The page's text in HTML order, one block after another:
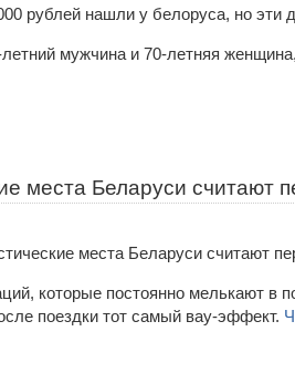
мужчина и 70-летняя
места Беларуси
которые постоянно мелькают в
поездки тот самый вау-эффект.